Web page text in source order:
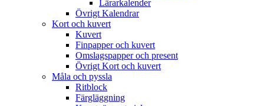
Lärarkalender
Övrigt Kalendrar
Kort och kuvert
Kuvert
Finpapper och kuvert
Omslagspapper och present
Övrigt Kort och kuvert
Måla och pyssla
Ritblock
Färgläggning